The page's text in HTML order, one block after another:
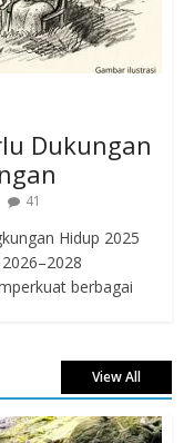
Dukungan
41
Hidup 2025
berbagai
View All